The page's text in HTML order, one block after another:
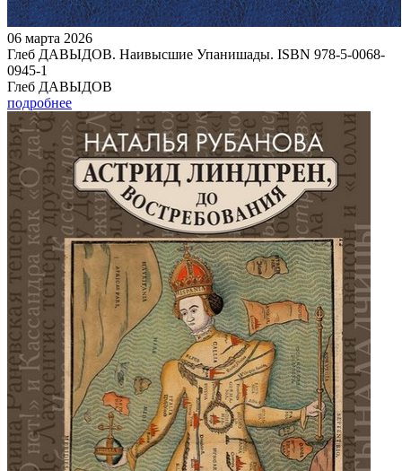
06 марта 2026
Глеб ДАВЫДОВ. Наивысшие Упанишады. ISBN 978-5-0068-
0945-1
Глеб ДАВЫДОВ
подробнее